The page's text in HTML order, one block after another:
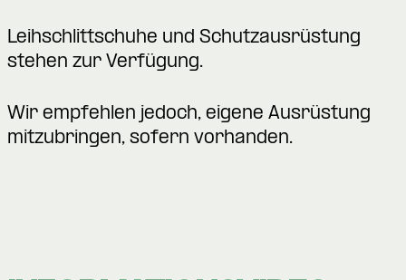
Leihschlittschuhe und Schutzausrüstung
stehen zur Verfügung.
Wir empfehlen jedoch, eigene Ausrüstung
mitzubringen, sofern vorhanden.